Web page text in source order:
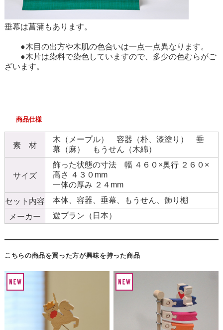
垂幕は菖蒲もあります。
●木目の出方や木肌の色合いは一点一点異なります。
●木片は染料で染色していますので、多少の色むらがご
ざいます。
商品仕様
素 材
木（メープル） 容器（朴、漆塗り） 垂
幕（麻） もうせん（木綿）
サイズ
飾った状態の寸法 幅 ４６０×奥行 ２６０×
高さ ４３０mm
一体の厚み ２４mm
セット内容
本体、容器、垂幕、もうせん、飾り棚
メーカー
遊プラン（日本）
こちらの商品を買った方が興味を持った商品